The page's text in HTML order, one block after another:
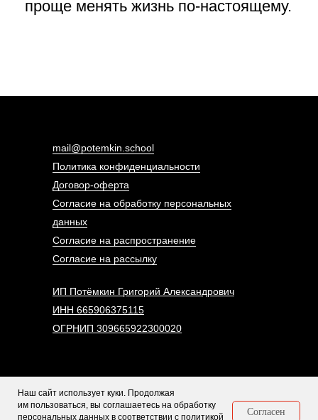
Наш сайт использует куки. Продолжая
им пользоваться, вы соглашаетесь на обработку
персональных данных в соответствии с политикой
Согласен
mail@potemkin.school
Политика конфиденциальности
Договор-оферта
Согласие на обработку персональных
данных
Согласие на распространение
Согласие на рассылку
ИП Потёмкин Григорий Александрович
ИНН 665906375115
ОГРНИП 309665922300020
⃰ Социальная сеть Instagram запрещена на территории РФ. Meta Platforms Inc.
признана в РФ экстремистской.